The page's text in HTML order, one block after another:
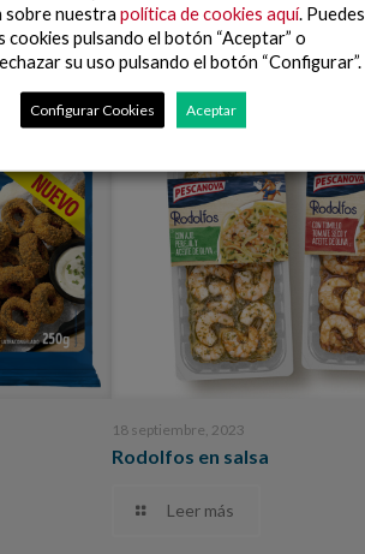
18 septiembre, 2023
Rodolfos en salsa
Leer más
sobre nuestra política de cookies aquí. Puedes
cookies pulsando el botón “Aceptar” o
su uso pulsando el botón “Configurar”.
Configurar Cookies Aceptar